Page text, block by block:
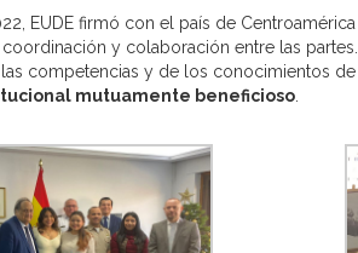
EUDE firmó con el país de
y colaboración entre las
competencias y de los conocimientos
mutuamente beneficioso.